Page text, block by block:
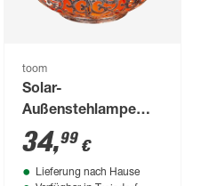
toom
Solar-
Außenstehlampe
warmweiß IP 44 Ø
28,5 x 24,5 cm
34,99 €
Lieferung nach Hause